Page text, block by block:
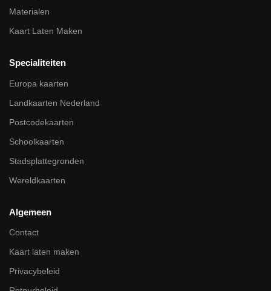
Materialen
Kaart Laten Maken
Specialiteiten
Europa kaarten
Landkaarten Nederland
Postcodekaarten
Schoolkaarten
Stadsplattegronden
Wereldkaarten
Algemeen
Contact
Kaart laten maken
Privacybeleid